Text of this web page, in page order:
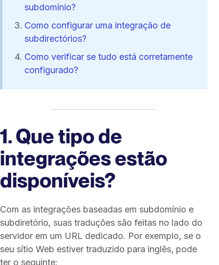
subdomínio?
Como configurar uma integração de
subdirectórios?
Como verificar se tudo está corretamente
configurado?
1. Que tipo de
integrações estão
disponíveis?
Com as integrações baseadas em subdomínio e
subdiretório, suas traduções são feitas no lado do
servidor em um URL dedicado. Por exemplo, se o
seu sítio Web estiver traduzido para inglês, pode
ter o seguinte: